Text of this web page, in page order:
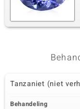
Tanzaniet (niet
Behandeling